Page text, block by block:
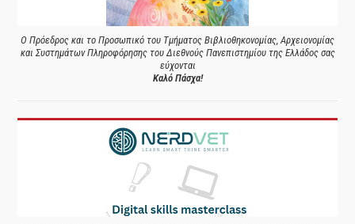
Ο Πρόεδρος και το Προσωπικό του Τμήματος Βιβλιοθηκονομίας, Αρχειονομίας
και Συστημάτων Πληροφόρησης του Διεθνούς Πανεπιστημίου της Ελλάδος σας
εύχονται
Καλό Πάσχα!